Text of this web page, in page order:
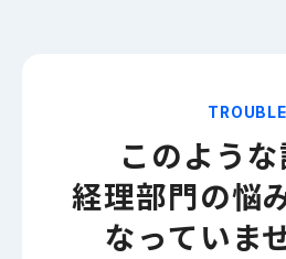
TROUBLE
このような
経理部門の悩
なっていま